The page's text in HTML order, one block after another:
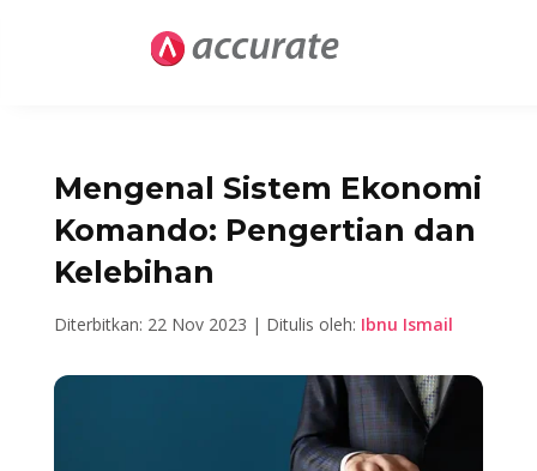
Mengenal Sistem Ekonomi
Komando: Pengertian dan
Kelebihan
Diterbitkan: 22 Nov 2023 | Ditulis oleh: Ibnu Ismail